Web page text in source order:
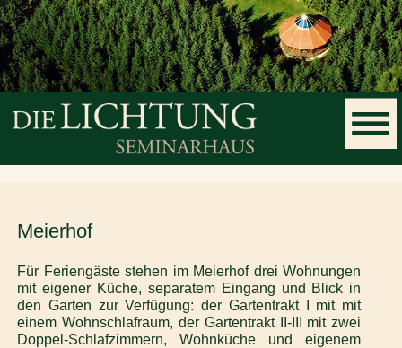
Meierhof
Für Feriengäste stehen im Meierhof drei Wohnungen
mit eigener Küche, separatem Eingang und Blick in
den Garten zur Verfügung: der Gartentrakt I mit mit
einem Wohnschlafraum, der Gartentrakt II-III mit zwei
Doppel-Schlafzimmern, Wohnküche und eigenem